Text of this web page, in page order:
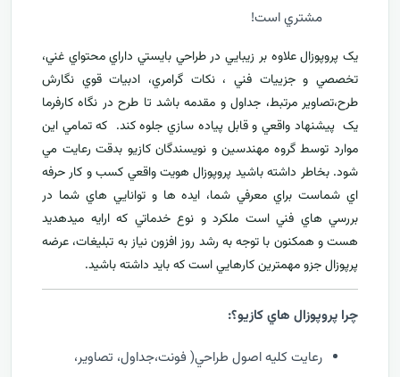
مشتري است!
يک پروپوزال علاوه بر زيبايي در طراحي بايستي داراي محتواي غني،
تخصصي و جزييات فني ، نکات گرامري، ادبيات قوي نگارش
طرح،تصاوير مرتبط، جداول و مقدمه باشد تا طرح در نگاه کارفرما
يک پيشنهاد واقعي و قابل پياده سازي جلوه کند. که تمامي اين
موارد توسط گروه مهندسين و نويسندگان کازيو بدقت رعايت مي
شود. بخاطر داشته باشيد پروپوزال هويت واقعي کسب و کار حرفه
اي شماست براي معرفيشما، ايده ها و توانايي هاي شما در
بررسي هاي فني است ملکرد و نوع خدماتي که ارايه ميدهديد
هست و همکنون با توجه به رشد روز افزون نياز به تبليغات، عرضه
پرپوزال جزو مهمترين کارهايي است که بايد داشته باشيد.
چرا پروپوزال هاي کازيو؟:
رعايت کليه اصول طراحي( فونت،جداول، تصاوير،